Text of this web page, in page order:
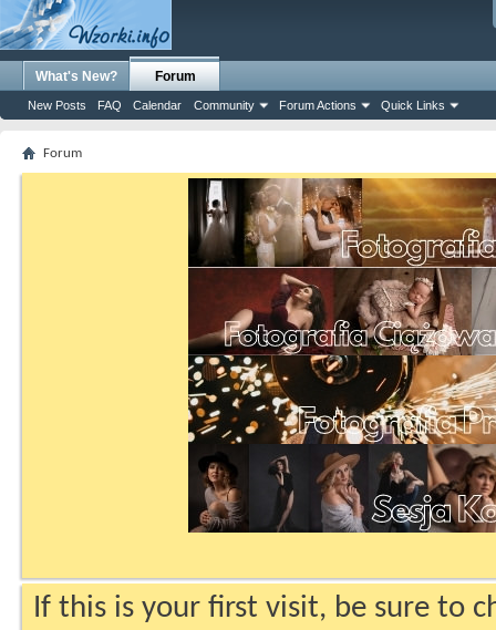
What's New? Forum
New Posts FAQ Calendar Community Forum Actions Quick Links
Forum
If this is your first visit, be sure to